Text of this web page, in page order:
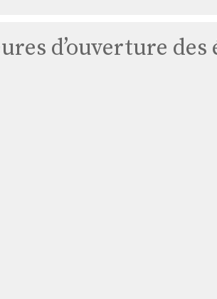
d’ouverture des